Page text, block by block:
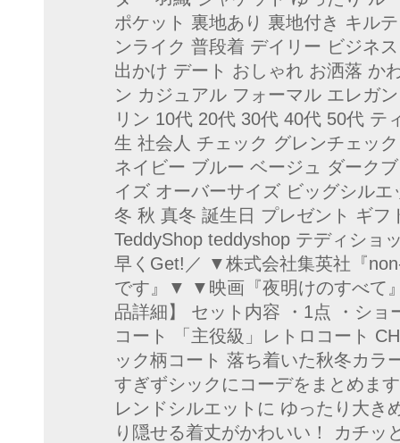
ポケット 裏地あり 裏地付き キル
ンライク 普段着 デイリー ビジネ
出かけ デート おしゃれ お洒落 か
ン カジュアル フォーマル エレガ
リン 10代 20代 30代 40代 50代 テ
生 社会人 チェック グレンチェッ
ネイビー ブルー ベージュ ダーク
イズ オーバーサイズ ビッグシル
冬 秋 真冬 誕生日 プレゼント ギフ
TeddyShop teddyshop テディショ
早くGet!／ ▼株式会社集英社『
です』▼ ▼映画『夜明けのすべて
品詳細】 セット内容 ・1点 ・シ
コート 「主役級」レトロコート
ック柄コート 落ち着いた秋冬カラ
すぎずシックにコーデをまとめま
レンドシルエットに ゆったり大き
り隠せる着丈がかわいい！ カチッ